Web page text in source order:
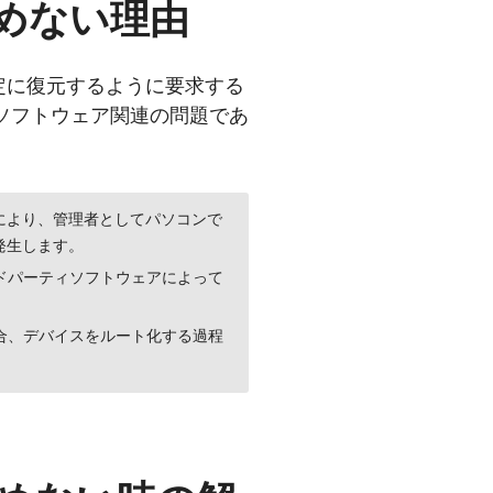
ない理由
復元するように要求する
フトウェア関連の問題であ
より、管理者としてパソコンで
します。
ーティソフトウェアによって
、デバイスをルート化する過程